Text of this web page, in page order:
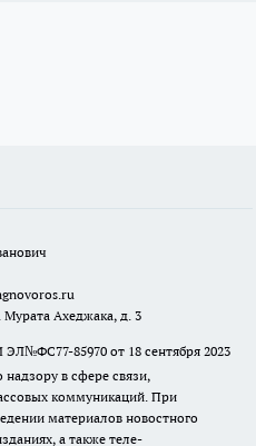
Мурата Ахеджака, д. 3
ЭЛ№ФС77-85970 от 18 сентября 2023
в сфере связи,
коммуникаций. При
материалов новостного
а также теле-